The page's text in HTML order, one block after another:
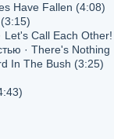
Have Fallen (4:08)
Let's Call Each
· There's Nothing
In The Bush (3:25)